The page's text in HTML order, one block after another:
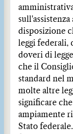
disposizione
leggi federali,
doveri di
che il
standard nel
molte altre
significare
ampiamente
Stato